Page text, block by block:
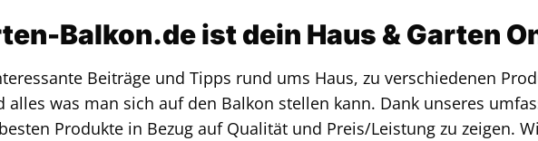
Balkon.de ist dein Haus & Garten
Beiträge und Tipps rund ums Haus, zu verschiedenen
alles was man sich auf den Balkon stellen kann. Dank unseres
Produkte in Bezug auf Qualität und Preis/Leistung zu zeigen.